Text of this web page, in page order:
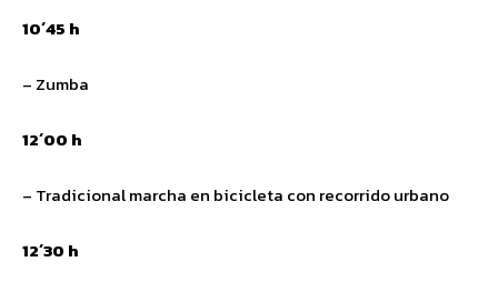
10´45 h
– Zumba
12´00 h
– Tradicional marcha en bicicleta con recorrido urbano
12´30 h